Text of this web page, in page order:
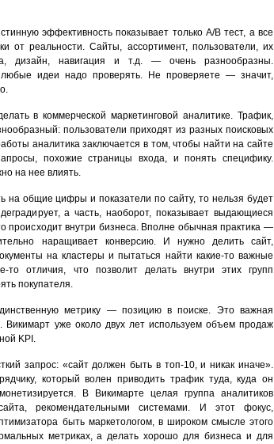
эффективность показывает только А/В тест, а все
от реальности. Сайты, ассортимент, пользователи, их
дизайн, навигация и т.д. — очень разнообразны.
идеи надо проверять. Не проверяете — значит,
в коммерческой маркетинговой аналитике. Трафик,
пользователи приходят из разных поисковых
аналитика заключается в том, чтобы найти на сайте
похожие страницы входа, и понять специфику.
на нее влиять.
на общие цифры и показатели по сайту, то нельзя будет
а часть, наоборот, показывает выдающиеся
происходит внутри бизнеса. Вполне обычная практика —
наращивает конверсию. И нужно делить сайт,
на кластеры и пытаться найти какие-то важные
то отличия, что позволит делать внутри этих групп
покупателя.
метрику — позицию в поиске. Это важная
Викимарт уже около двух лет используем объем продаж
KPI.
запрос: «сайт должен быть в топ-10, и никак иначе».
который волен приводить трафик туда, куда он
В Викимарте целая группа аналитиков
рекомендательными системами. И этот фокус,
быть маркетологом, в широком смысле этого
метриках, а делать хорошо для бизнеса и для